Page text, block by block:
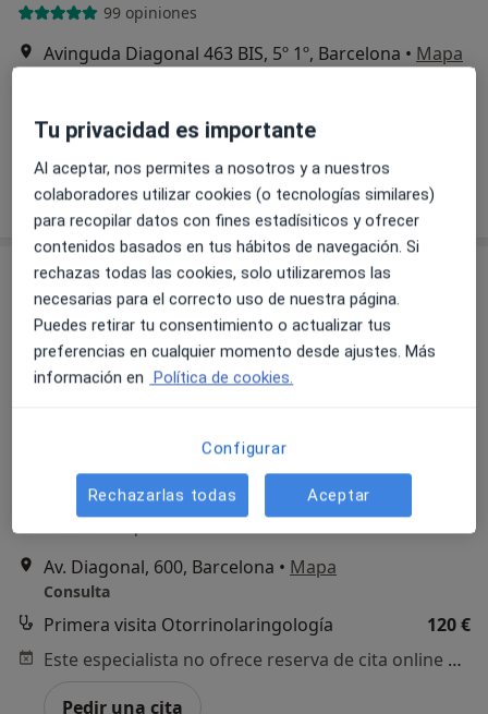
99 opiniones
Avinguda Diagonal 463 BIS, 5º 1º, Barcelona • Mapa
Pedir una cita
Dr. Jhonder Salazar
·Ver más
Av. Diagonal, 600, Barcelona • Mapa
Consulta
Primera visita Otorrinolaringología
120 €
Este especialista no ofrece reserva de cita online en esta dirección.
Pedir una cita
Tu privacidad es importante
Al aceptar, nos permites a nosotros y a nuestros
colaboradores utilizar cookies (o tecnologías similares)
para recopilar datos con fines estadísiticos y ofrecer
contenidos basados en tus hábitos de navegación. Si
rechazas todas las cookies, solo utilizaremos las
necesarias para el correcto uso de nuestra página.
Puedes retirar tu consentimiento o actualizar tus
preferencias en cualquier momento desde ajustes. Más
información en Política de cookies.
Configurar
Rechazarlas todas Aceptar